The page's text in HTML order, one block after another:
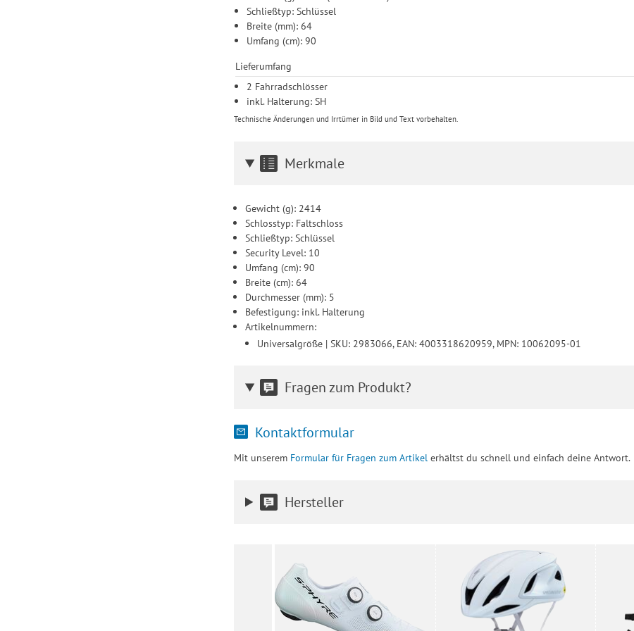
Schließtyp: Schlüssel
Breite (mm): 64
Umfang (cm): 90
Lieferumfang
2 Fahrradschlösser
inkl. Halterung: SH
Technische Änderungen und Irrtümer in Bild und Text vorbehalten.
Merkmale
Gewicht (g): 2414
Schlosstyp: Faltschloss
Schließtyp: Schlüssel
Security Level: 10
Umfang (cm): 90
Breite (cm): 64
Durchmesser (mm): 5
Befestigung: inkl. Halterung
Artikelnummern:
Universalgröße | SKU: 2983066, EAN: 4003318620959, MPN: 10062095-01
Fragen zum Produkt?
Kontaktformular
Mit unserem Formular für Fragen zum Artikelerhältst du schnell und einfach deine Antwort.
Hersteller